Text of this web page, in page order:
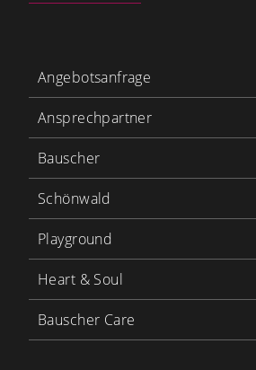
Angebotsanfrage
Ansprechpartner
Bauscher
Schönwald
Playground
Heart & Soul
Bauscher Care